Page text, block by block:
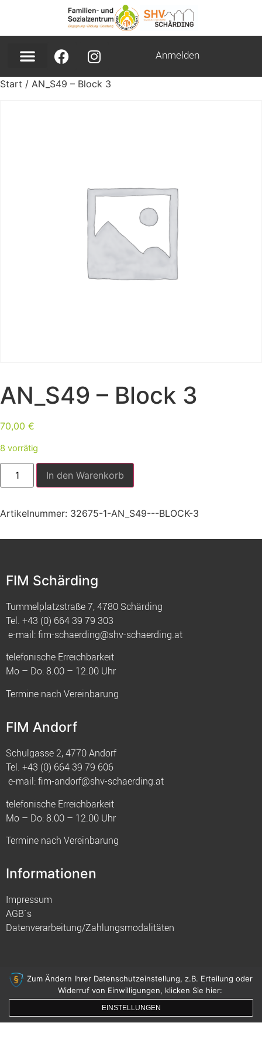
Anmelden
Start / AN_S49 – Block 3
AN_S49 – Block 3
70,00 €
8 vorrätig
In den Warenkorb
Artikelnummer: 32675-1-AN_S49---BLOCK-3
FIM Schärding
Tummelplatzstraße 7, 4780 Schärding
Tel. +43 (0) 664 39 79 303
e-mail:fim-schaerding@shv-schaerding.at
telefonische Erreichbarkeit
Mo – Do: 8.00 – 12.00 Uhr
Termine nach Vereinbarung
FIM Andorf
Schulgasse 2, 4770 Andorf
Tel. +43 (0) 664 39 79 606
e-mail:fim-andorf@shv-schaerding.at
telefonische Erreichbarkeit
Mo – Do: 8.00 – 12.00 Uhr
Termine nach Vereinbarung
Informationen
Impressum
AGB`s
Datenverarbeitung/Zahlungsmodalitäten
© 2021 FIM
gemacht mit von innDesign
Zum Ändern Ihrer Datenschutzeinstellung, z.B. Erteilung oder
Widerruf von Einwilligungen, klicken Sie hier:
EINSTELLUNGEN